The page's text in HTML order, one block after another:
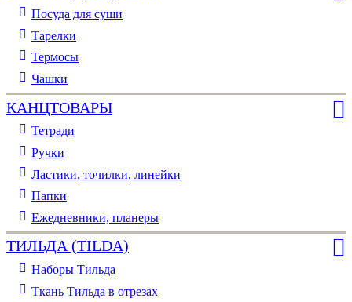
Посуда для суши
Тарелки
Термосы
Чашки
КАНЦТОВАРЫ
Тетради
Ручки
Ластики, точилки, линейки
Папки
Ежедневники, планеры
ТИЛЬДА (TILDA)
Наборы Тильда
Ткань Тильда в отрезах